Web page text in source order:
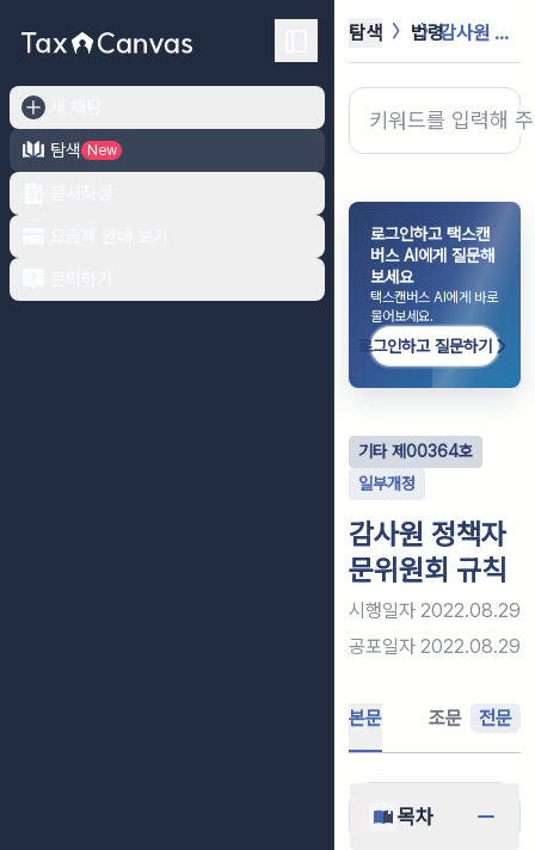
탐색
New
탐색 법령 감사원 정책자문위원회 규칙
로그인하고 택스캔
버스 AI에게 질문해
보세요
택스캔버스 AI에게 바로
물어보세요.
로그인하고 질문하기
기타제 00364호
일부개정
감사원 정책자
문위원회 규칙
시행일자 2022.08.29
공포일자 2022.08.29
본문 조문 전문
목차